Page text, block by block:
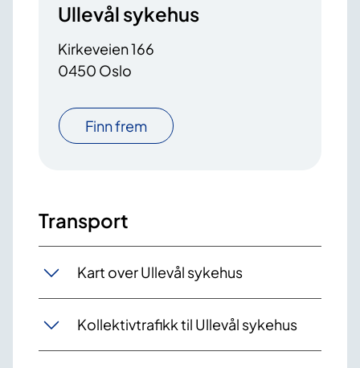
Ullevål sykehus
Kirkeveien 166
0450 Oslo
Finn frem
Transport
Kart over Ullevål sykehus
Kollektivtrafikk til Ullevål sykehus